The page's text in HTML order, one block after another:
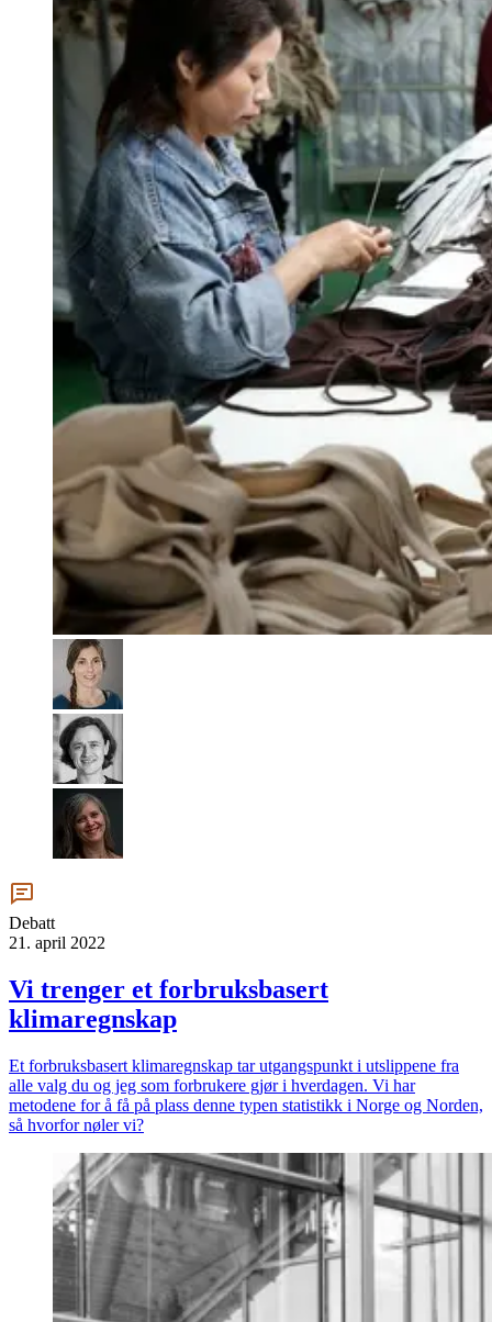
Debatt
21. april 2022
Vi trenger et forbruksbasert
klimaregnskap
Et forbruksbasert klimaregnskap tar utgangspunkt i utslippene fra
alle valg du og jeg som forbrukere gjør i hverdagen. Vi har
metodene for å få på plass denne typen statistikk i Norge og Norden,
så hvorfor nøler vi?